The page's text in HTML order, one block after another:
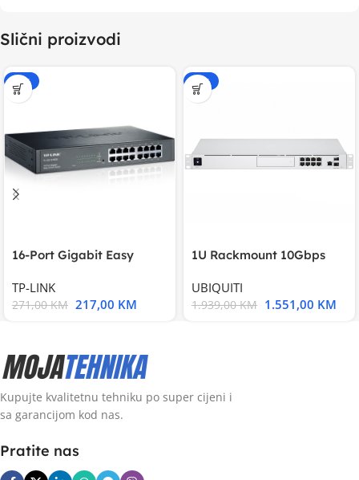
Slični proizvodi
-20%
16-Port Gigabit Easy
TP-LINK
271,00KM 217,00 KM
-20%
1U Rackmount 10Gbps
UBIQUITI
1.939,00KM 1.551,00 KM
Kupujte kvalitetnu tehniku po super cijeni i
sa garancijom kod nas.
Pratite nas